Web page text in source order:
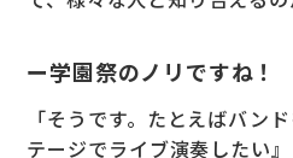
ー学園祭のノリですね！
「そうです。たとえばバン
テージでライブ演奏したい